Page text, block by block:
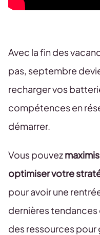
Avec la fin des
pas, septembre
recharger vos
compétences en
démarrer.
Vous pouvez
optimiser votre
pour avoir une
dernières tendances
des ressources